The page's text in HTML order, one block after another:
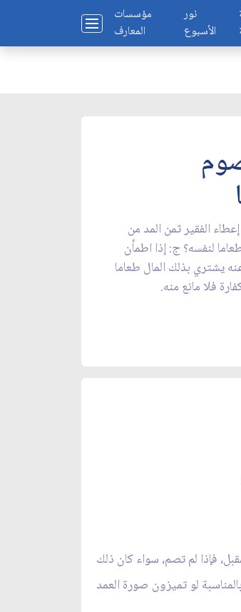
مؤسسات
المعارف
نور
الأسبوع
إعطاء الفقير ثمن المد من
لنفسه؟ ج: إذا اطمأن
عنه يشتري بذلك المال طعاما
فلا مانع منه.
فإذا لم تصم، سواء كان ذلك
لو تميزون صورة العمد